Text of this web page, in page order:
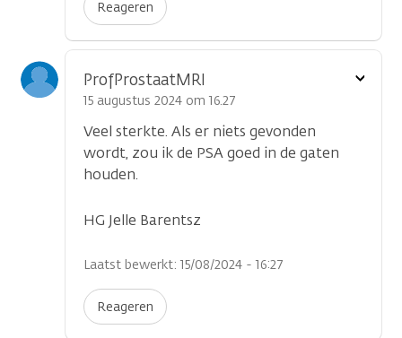
Reageren
ProfProstaatMRI
15 augustus 2024 om 16.27
Veel sterkte. Als er niets gevonden
wordt, zou ik de PSA goed in de gaten
houden.
HG Jelle Barentsz
Laatst bewerkt: 15/08/2024 - 16:27
Reageren
Toon